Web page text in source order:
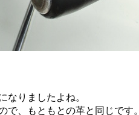
なりましたよね。
で、もともとの革と同じです。